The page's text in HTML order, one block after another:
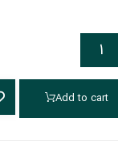
Add to cart